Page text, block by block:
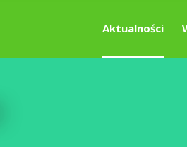
Aktualności